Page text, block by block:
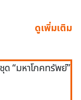
ดูเพิ่มเติม